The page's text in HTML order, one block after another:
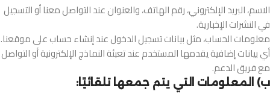
الاسم، البريد الإلكتروني، رقم الهاتف، والعنوان عند التواصل معنا أو التسجيل
في النشرات الإخبارية.
معلومات الحساب، مثل بيانات تسجيل الدخول عند إنشاء حساب على موقعنا.
أي بيانات إضافية يقدمها المستخدم عند تعبئة النماذج الإلكترونية أو التواصل
مع فريق الدعم.
ب) المعلومات التي يتم جمعها تلقائيًا: